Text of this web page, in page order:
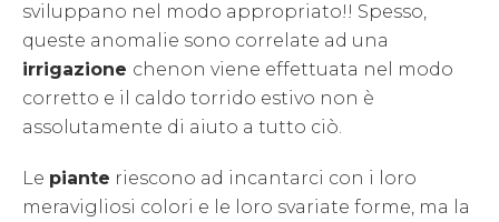
sviluppano nel modo appropriato!! Spesso,
queste anomalie sono correlate ad una
irrigazione chenon viene effettuata nel modo
corretto e il caldo torrido estivo non è
assolutamente di aiuto a tutto ciò.
Le piante riescono ad incantarci con i loro
meravigliosi colori e le loro svariate forme, ma la